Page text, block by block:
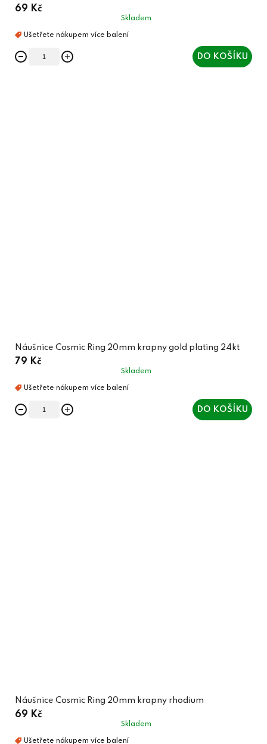
69 Kč
Skladem
DO KOŠÍKU
Náušnice Cosmic Ring 20mm krapny gold plating 24kt
79 Kč
Skladem
DO KOŠÍKU
Náušnice Cosmic Ring 20mm krapny rhodium
69 Kč
Skladem